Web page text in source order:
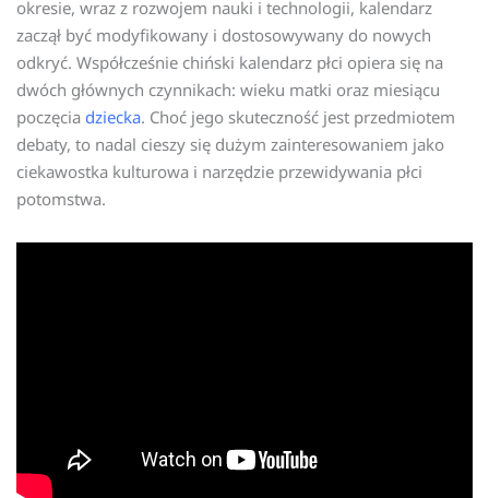
okresie, wraz z rozwojem nauki i technologii, kalendarz
zaczął być modyfikowany i dostosowywany do nowych
odkryć. Współcześnie chiński kalendarz płci opiera się na
dwóch głównych czynnikach: wieku matki oraz miesiącu
poczęcia dziecka. Choć jego skuteczność jest przedmiotem
debaty, to nadal cieszy się dużym zainteresowaniem jako
ciekawostka kulturowa i narzędzie przewidywania płci
potomstwa.